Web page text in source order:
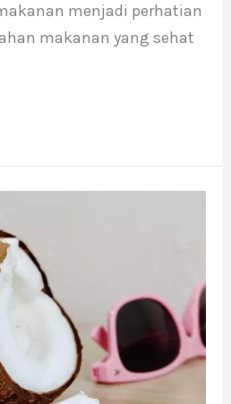
menjadi perhatian
makanan yang sehat